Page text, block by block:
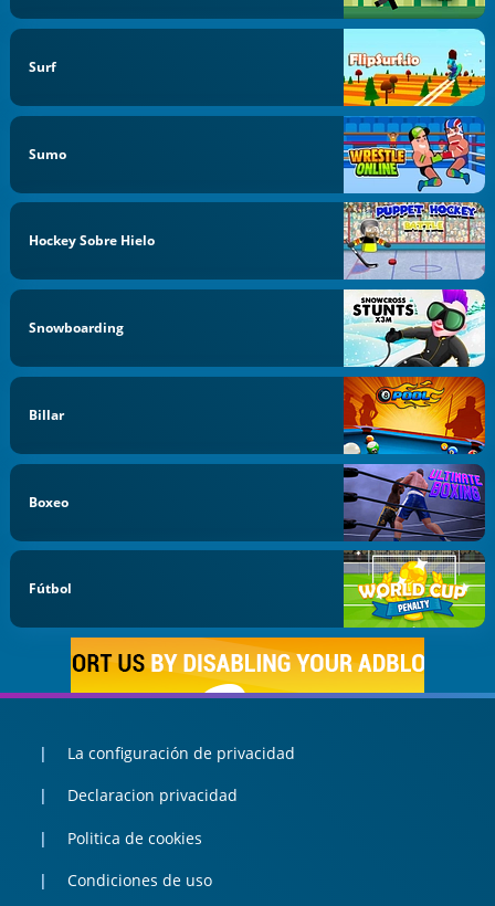
Surf
Sumo
Hockey Sobre Hielo
Snowboarding
Billar
Boxeo
Fútbol
La configuración de privacidad
Declaracion privacidad
Politica de cookies
Condiciones de uso